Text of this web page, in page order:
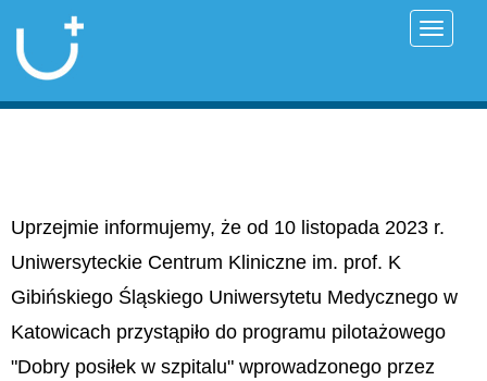
Uprzejmie informujemy, że od 10 listopada 2023 r.
Uniwersyteckie Centrum Kliniczne im. prof. K
Gibińskiego Śląskiego Uniwersytetu Medycznego w
Katowicach przystąpiło do programu pilotażowego
"Dobry posiłek w szpitalu" wprowadzonego przez